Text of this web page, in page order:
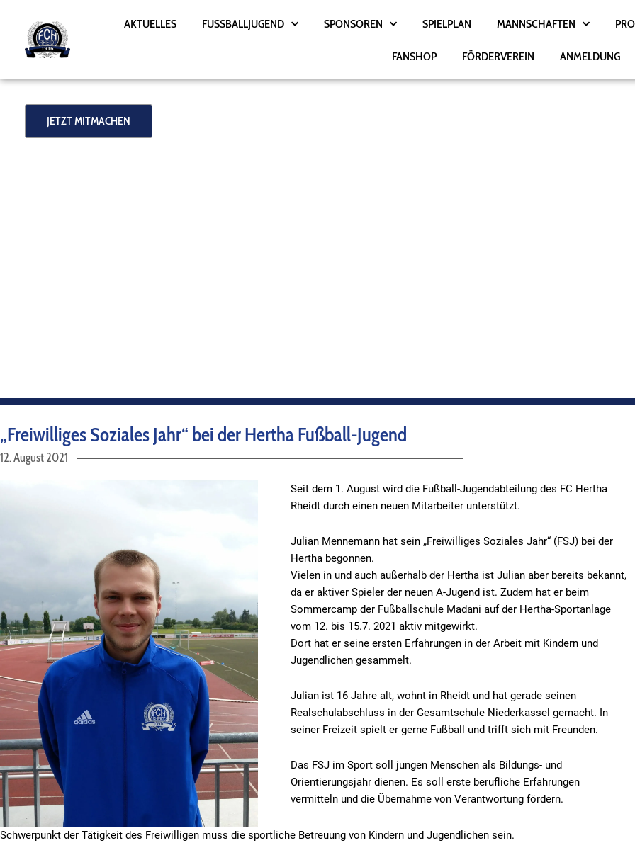
springen
AKTUELLES FUSSBALLJUGEND SPONSOREN SPIELPLAN MANNSCHAFTEN
FANSHOP FÖRDERVEREIN ANMELDUNG
JETZT MITMACHEN
„Freiwilliges Soziales Jahr“ bei der Hertha Fußball-Jugend
12. August 2021
Seit dem 1. August wird die Fußball-Jugendabteilung des FC Hertha
Rheidt durch einen neuen Mitarbeiter unterstützt.
Julian Mennemann hat sein „Freiwilliges Soziales Jahr“ (FSJ) bei der
Hertha begonnen.
Vielen in und auch außerhalb der Hertha ist Julian aber bereits bekannt,
da er aktiver Spieler der neuen A-Jugend ist. Zudem hat er beim
Sommercamp der Fußballschule Madani auf der Hertha-Sportanlage
vom 12. bis 15.7. 2021 aktiv mitgewirkt.
Dort hat er seine ersten Erfahrungen in der Arbeit mit Kindern und
Jugendlichen gesammelt.
Julian ist 16 Jahre alt, wohnt in Rheidt und hat gerade seinen
Realschulabschluss in der Gesamtschule Niederkassel gemacht. In
seiner Freizeit spielt er gerne Fußball und trifft sich mit Freunden.
Das FSJ im Sport soll jungen Menschen als Bildungs- und
Orientierungsjahr dienen. Es soll erste berufliche Erfahrungen
vermitteln und die Übernahme von Verantwortung fördern.
Schwerpunkt der Tätigkeit des Freiwilligen muss die sportliche Betreuung von Kindern und Jugendlichen sein.
codebitesAutohaus
HOFF
GOH Strabag
Vouloutakis